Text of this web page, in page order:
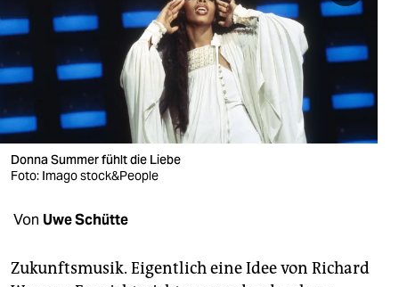
berlin
nord
wahrheit
verlag
verlag
veranstaltungen
fragen & hilfe
Donna Summer fühlt die Liebe
Foto: Imago stock&People
Von Uwe Schütte
Zukunftsmusik. Eigentlich eine Idee von Richard